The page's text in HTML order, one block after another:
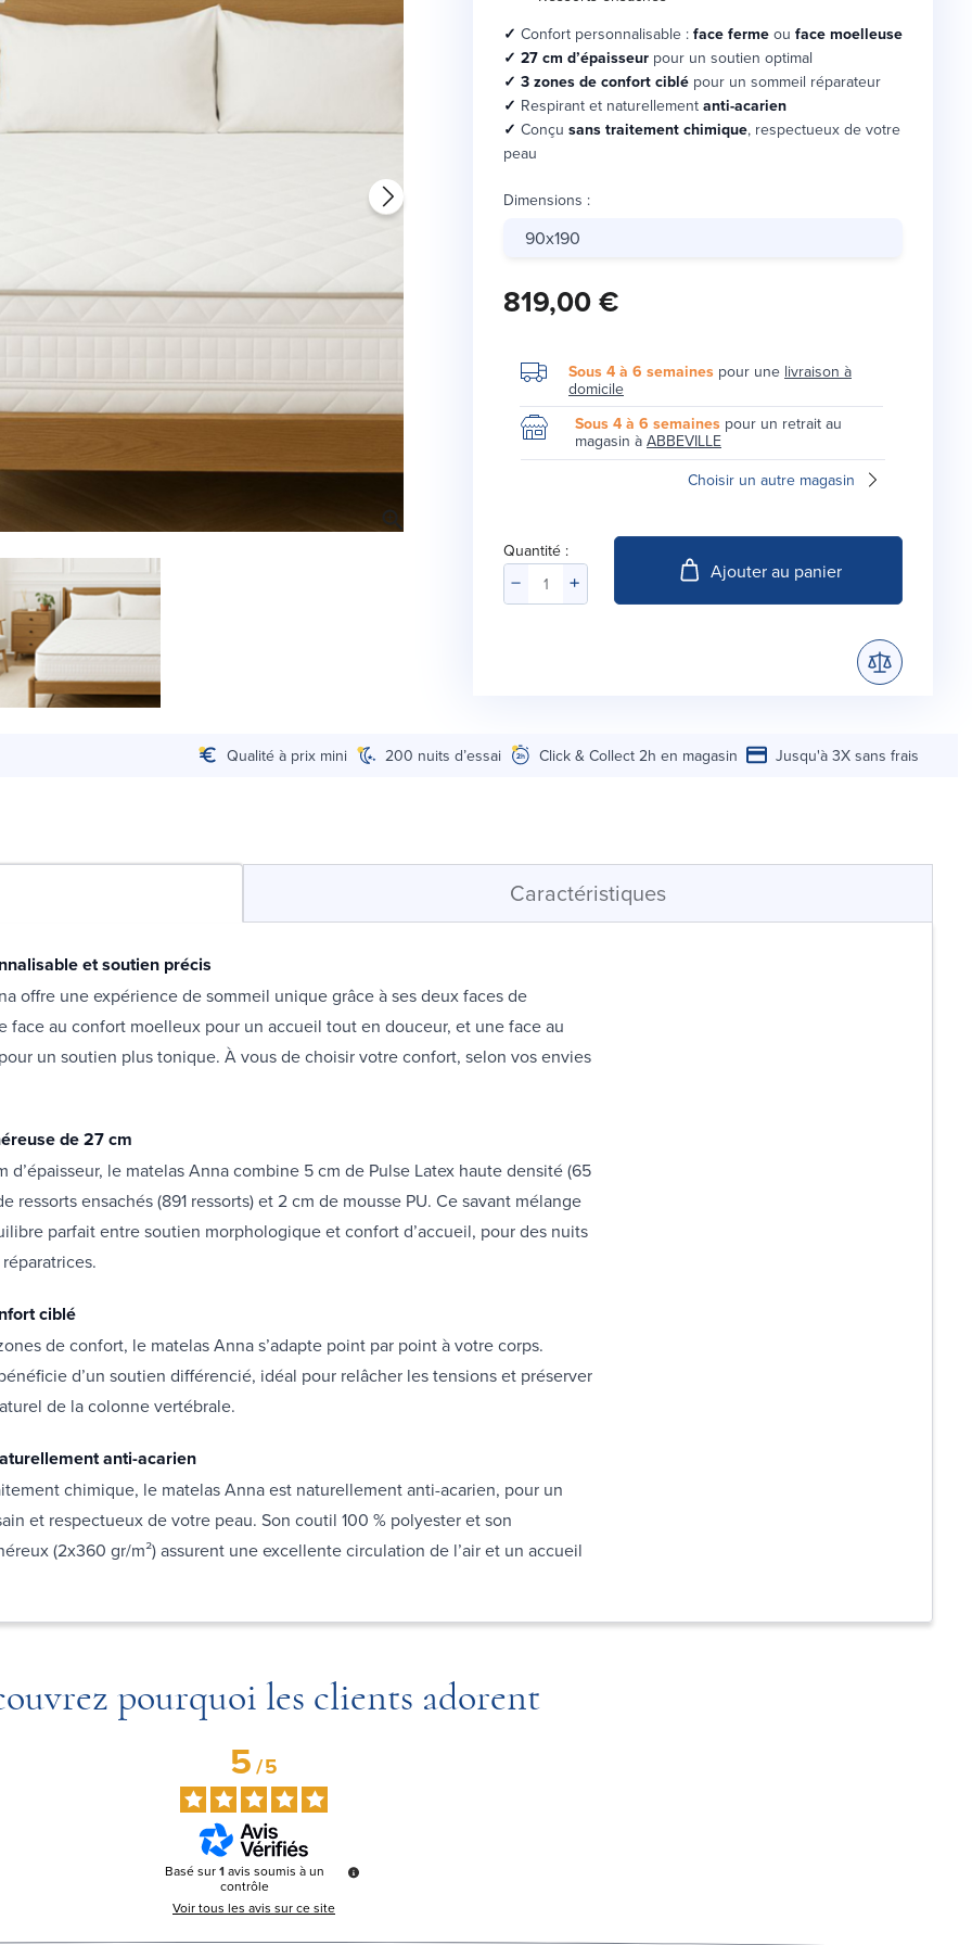
✓ Confort personnalisable : face ferme ou face moelleuse
✓ 27 cm d’épaisseur pour un soutien optimal
✓ 3 zones de confort ciblé pour un sommeil réparateur
✓ Respirant et naturellement anti-acarien
✓ Conçu sans traitement chimique, respectueux de votre
peau
Dimensions :
90x190
819,00 €
Sous 4 à 6 semaines pour une livraison à
domicile
Sous 4 à 6 semaines pour un retrait au
magasin à ABBEVILLE
Choisir un autre magasin
Quantité :
Ajouter au panier
Qualité à prix mini 200 nuits d’essai Click & Collect 2h en magasin Jusqu'à 3X sans frais
Caractéristiques
et soutien précis
offre une expérience de sommeil unique grâce à ses deux faces de
face au confort moelleux pour un accueil tout en douceur, et une face au
un soutien plus tonique. À vous de choisir votre confort, selon vos envies
de 27 cm
d’épaisseur, le matelas Anna combine 5 cm de Pulse Latex haute densité (65
ressorts ensachés (891 ressorts) et 2 cm de mousse PU. Ce savant mélange
parfait entre soutien morphologique et confort d’accueil, pour des nuits
ciblé
de confort, le matelas Anna s’adapte point par point à votre corps.
d’un soutien différencié, idéal pour relâcher les tensions et préserver
de la colonne vertébrale.
anti-acarien
chimique, le matelas Anna est naturellement anti-acarien, pour un
et respectueux de votre peau. Son coutil 100 % polyester et son
(2x360 gr/m²) assurent une excellente circulation de l’air et un accueil
pourquoi les clients adorent
5/5
Basé sur1 avis soumis à un
contrôle
Voir tous les avis sur ce site